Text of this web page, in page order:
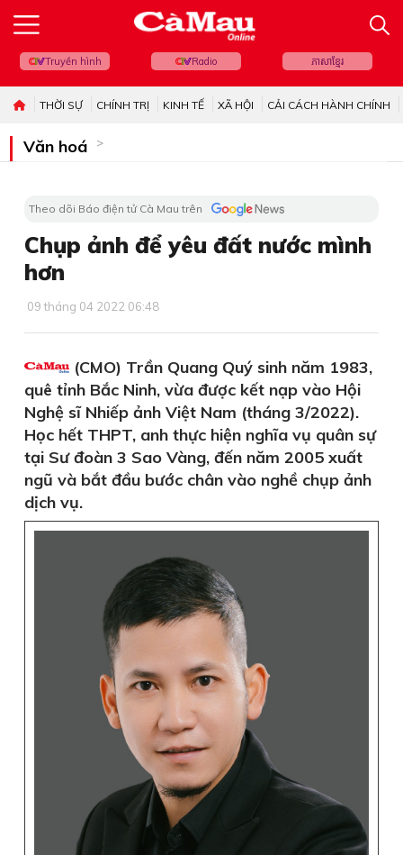
Truyền hình Radio ភាសាខ្មែរ
THỜI SỰ CHÍNH TRỊ KINH TẾ XÃ HỘI CẢI CÁCH HÀNH CHÍNH
Văn hoá
Theo dõi Báo điện tử Cà Mau trên
Chụp ảnh để yêu đất nước mình
hơn
09 tháng 04 2022 06:48
(CMO) Trần Quang Quý sinh năm 1983,
quê tỉnh Bắc Ninh, vừa được kết nạp vào Hội
Nghệ sĩ Nhiếp ảnh Việt Nam (tháng 3/2022).
Học hết THPT, anh thực hiện nghĩa vụ quân sự
tại Sư đoàn 3 Sao Vàng, đến năm 2005 xuất
ngũ và bắt đầu bước chân vào nghề chụp ảnh
dịch vụ.